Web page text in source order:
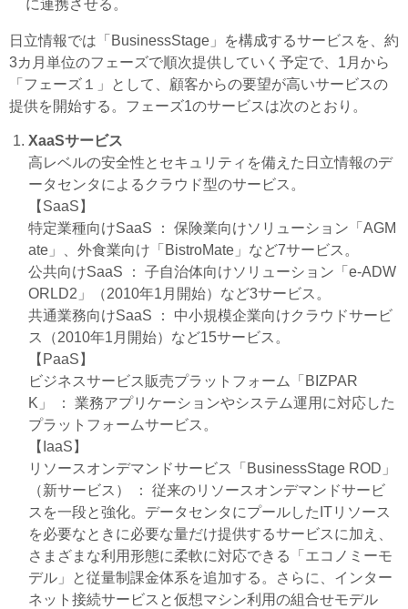
に連携させる。
日立情報では「BusinessStage」を構成するサービスを、約
3カ月単位のフェーズで順次提供していく予定で、1月から
「フェーズ１」として、顧客からの要望が高いサービスの
提供を開始する。フェーズ1のサービスは次のとおり。
XaaSサービス
高レベルの安全性とセキュリティを備えた日立情報のデ
ータセンタによるクラウド型のサービス。
【SaaS】
特定業種向けSaaS ： 保険業向けソリューション「AGM
ate」、外食業向け「BistroMate」など7サービス。
公共向けSaaS ： 子自治体向けソリューション「e-ADW
ORLD2」（2010年1月開始）など3サービス。
共通業務向けSaaS ： 中小規模企業向けクラウドサービ
ス（2010年1月開始）など15サービス。
【PaaS】
ビジネスサービス販売プラットフォーム「BIZPAR
K」 ： 業務アプリケーションやシステム運用に対応した
プラットフォームサービス。
【IaaS】
リソースオンデマンドサービス「BusinessStage ROD」
（新サービス） ： 従来のリソースオンデマンドサービ
スを一段と強化。データセンタにプールしたITリソース
を必要なときに必要な量だけ提供するサービスに加え、
さまざまな利用形態に柔軟に対応できる「エコノミーモ
デル」と従量制課金体系を追加する。さらに、インター
ネット接続サービスと仮想マシン利用の組合せモデル